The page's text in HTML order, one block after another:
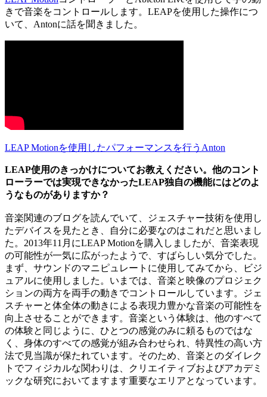
きで音楽をコントロールします。LEAPを使用した操作につ
いて、Antonに話を聞きました。
LEAP Motionを使用したパフォーマンスを行うAnton
LEAP使用のきっかけについてお教えください。他のコント
ローラーでは実現できなかったLEAP独自の機能にはどのよ
うなものがありますか？
音楽関連のブログを読んでいて、ジェスチャー技術を使用し
たデバイスを見たとき、自分に必要なのはこれだと思いまし
た。2013年11月にLEAP Motionを購入しましたが、音楽表現
の可能性が一気に広がったようで、すばらしい気分でした。
まず、サウンドのマニピュレートに使用してみてから、ビジ
ュアルに使用しました。いまでは、音楽と映像のプロジェク
ションの両方を両手の動きでコントロールしています。ジェ
スチャーと体全体の動きによる表現力豊かな音楽の可能性を
向上させることができます。音楽という体験は、他のすべて
の体験と同じように、ひとつの感覚のみに頼るものではな
く、身体のすべての感覚が組み合わせられ、特異性の高い方
法で見当識が保たれています。そのため、音楽とのダイレク
トでフィジカルな関わりは、クリエイティブおよびアカデミ
ックな研究においてますます重要なエリアとなっています。